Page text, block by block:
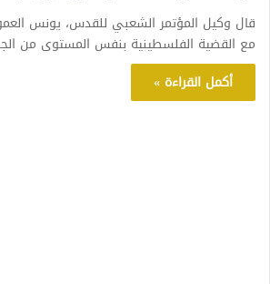
قال وكيل المؤتمر الشعبي للقدس، يونس
مع القضية الفلسطينية بنفس المستوى من
أكمل القراءة »